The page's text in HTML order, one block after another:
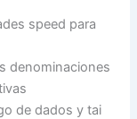
speed para
denominaciones
de dados y tai